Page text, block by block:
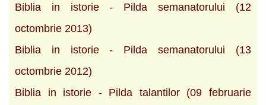
Biblia in istorie - Pilda semanatorului (12
octombrie 2013)
Biblia in istorie - Pilda semanatorului (13
octombrie 2012)
Biblia in istorie - Pilda talantilor (09 februarie